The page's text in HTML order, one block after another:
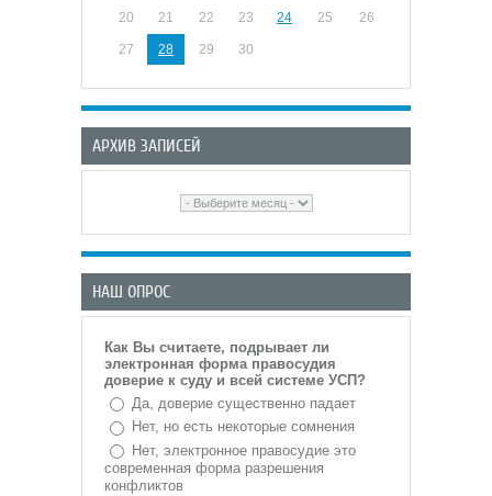
20 21 22 23 24 25 26
27 28 29 30
АРХИВ ЗАПИСЕЙ
НАШ ОПРОС
Как Вы считаете, подрывает ли
электронная форма правосудия
доверие к суду и всей системе УСП?
Да, доверие существенно падает
Нет, но есть некоторые сомнения
Нет, электронное правосудие это
современная форма разрешения
конфликтов